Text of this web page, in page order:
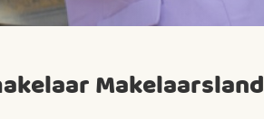
Makelaarsland